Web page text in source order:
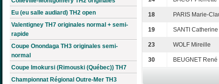
Eu (eu salle audiard) TH2 open
Valentigney TH7 originales normal + semi-
rapide
Coupe Onondaga TH3 originales semi-
normal
Coupe Imokursi (Rimouski (Québec)) TH7
Championnat Régional Outre-Mer TH3
18 PARIS Marie-
19 SANTI Catherine
23 WOLF Mireille
30 BEUGNET René